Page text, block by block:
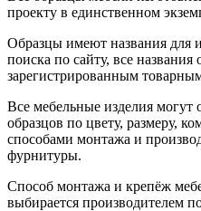
проекту в единственном
Образцы имеют названия для
поиска по сайту, все названия
зарегистрированным
Все мебельные изделия могут
образцов по цвету, размеру,
способами монтажа и
фурнитуры.
Способ монтажа и крепёж
выбирается производителем